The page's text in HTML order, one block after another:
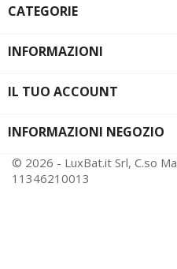
CATEGORIE
INFORMAZIONI
IL TUO ACCOUNT
INFORMAZIONI NEGOZIO
© 2026 - LuxBat.it Srl, C.so
11346210013